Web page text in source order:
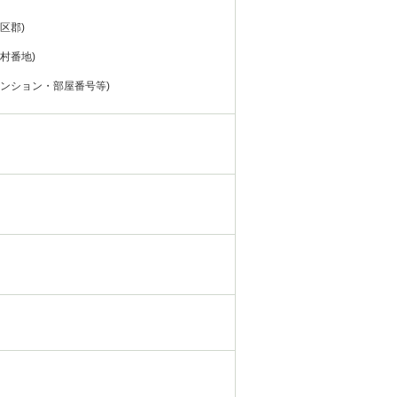
郡)
番地)
ション・部屋番号等)